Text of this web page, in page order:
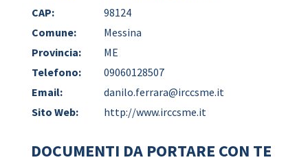
CAP:
98124
Comune:
Messina
Provincia:
ME
Telefono:
09060128507
Email:
danilo.ferrara@irccsme.it
Sito Web:
http://www.irccsme.it
DOCUMENTI DA PORTARE CON TE